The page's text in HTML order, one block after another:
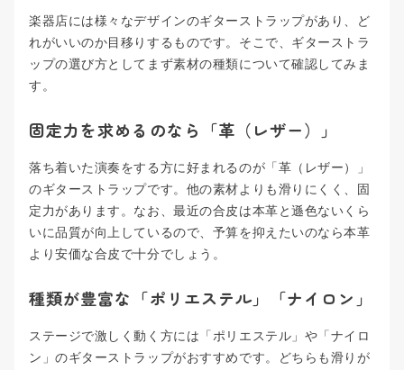
楽器店には様々なデザインのギターストラップがあり、ど
れがいいのか目移りするものです。そこで、ギターストラ
ップの選び方としてまず素材の種類について確認してみま
す。
固定力を求めるのなら「革（レザー）」
落ち着いた演奏をする方に好まれるのが「革（レザー）」
のギターストラップです。他の素材よりも滑りにくく、固
定力があります。なお、最近の合皮は本革と遜色ないくら
いに品質が向上しているので、予算を抑えたいのなら本革
より安価な合皮で十分でしょう。
種類が豊富な「ポリエステル」「ナイロン」
ステージで激しく動く方には「ポリエステル」や「ナイロ
ン」のギターストラップがおすすめです。どちらも滑りが